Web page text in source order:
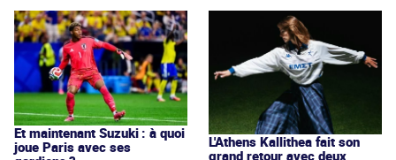
Et maintenant Suzuki : à quoi
joue Paris avec ses
L'Athens Kallithea fait son
grand retour avec deux